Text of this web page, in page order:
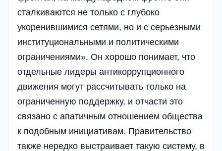
сталкиваются не только с глубоко
укоренившимися сетями, но и с серьезными
институциональными и политическими
ограничениями». Он хорошо понимает, что
отдельные лидеры антикоррупционного
движения могут рассчитывать только на
ограниченную поддержку, и отчасти это
связано с апатичным отношением общества
к подобным инициативам. Правительство
также нередко выстраивает такую систему, в